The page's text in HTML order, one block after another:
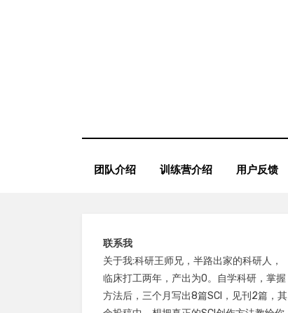
团队介绍 训练营介绍 用户反馈
联系我
关于我:科研王师兄，半路出家的科研人，
临床打工两年，产出为0。自学科研，掌握
方法后，三个月写出8篇SCI，见刊2篇，其